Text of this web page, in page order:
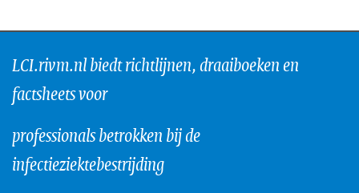
LCI.rivm.nl biedt richtlijnen, draaiboeken en
factsheets voor
professionals betrokken bij de
infectieziektebestrijding